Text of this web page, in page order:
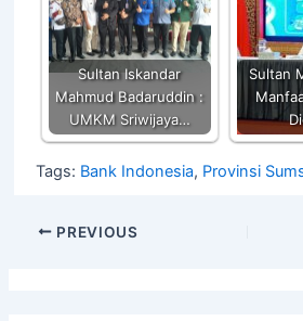
Sultan Iskandar
Mahmud Badaruddin :
UMKM Sriwijaya…
Sultan
Tags: Bank Indonesia, Provinsi
PREVIOUS